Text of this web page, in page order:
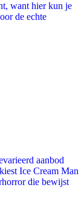
want hier kun je
de echte
aanbod
Ice Cream Man
die bewijst